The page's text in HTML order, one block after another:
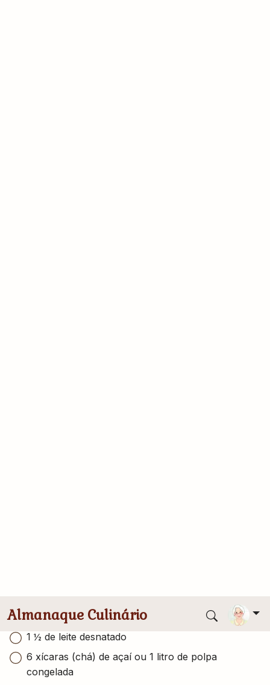
aipim) limpa
1 ½ de leite desnatado
6 xícaras (chá) de açaí ou 1 litro de polpa
congelada